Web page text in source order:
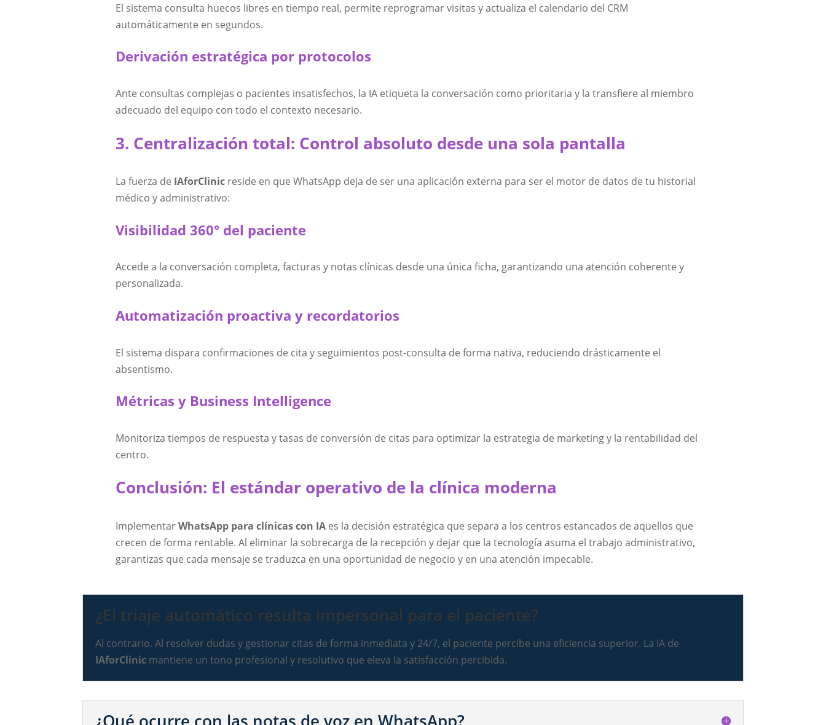
El sistema consulta huecos libres en tiempo real, permite reprogramar visitas y actualiza el calendario del CRM
automáticamente en segundos.
Derivación estratégica por protocolos
Ante consultas complejas o pacientes insatisfechos, la IA etiqueta la conversación como prioritaria y la transfiere al miembro
adecuado del equipo con todo el contexto necesario.
3. Centralización total: Control absoluto desde una sola pantalla
La fuerza de IAforClinic reside en que WhatsApp deja de ser una aplicación externa para ser el motor de datos de tu historial
médico y administrativo:
Visibilidad 360° del paciente
Accede a la conversación completa, facturas y notas clínicas desde una única ficha, garantizando una atención coherente y
personalizada.
Automatización proactiva y recordatorios
El sistema dispara confirmaciones de cita y seguimientos post-consulta de forma nativa, reduciendo drásticamente el
absentismo.
Métricas y Business Intelligence
Monitoriza tiempos de respuesta y tasas de conversión de citas para optimizar la estrategia de marketing y la rentabilidad del
centro.
Conclusión: El estándar operativo de la clínica moderna
ImplementarWhatsApp para clínicas con IA es la decisión estratégica que separa a los centros estancados de aquellos que
crecen de forma rentable. Al eliminar la sobrecarga de la recepción y dejar que la tecnología asuma el trabajo administrativo,
garantizas que cada mensaje se traduzca en una oportunidad de negocio y en una atención impecable.
¿El triaje automático resulta impersonal para el paciente?
Al contrario. Al resolver dudas y gestionar citas de forma inmediata y 24/7, el paciente percibe una eficiencia superior. La IA de
IAforClinic mantiene un tono profesional y resolutivo que eleva la satisfacción percibida.
¿Qué ocurre con las notas de voz en WhatsApp?